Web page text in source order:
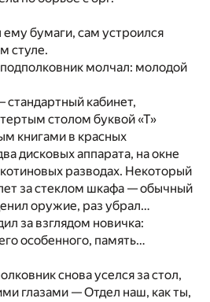
бумаги, сам устроился
стуле.
молчал: молодой
стандартный кабинет,
столом буквой «Т»
книгами в красных
дисковых аппарата, на окне
разводах. Некоторый
за стеклом шкафа — обычный
оружие, раз убрал…
за взглядом новичка:
особенного, память…
снова уселся за стол,
глазами — Отдел наш, как ты,